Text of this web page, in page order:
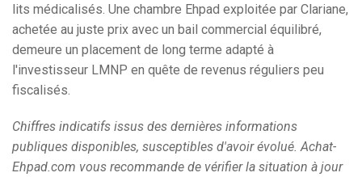
lits médicalisés. Une chambre Ehpad exploitée par Clariane,
achetée au juste prix avec un bail commercial équilibré,
demeure un placement de long terme adapté à
l'investisseur LMNP en quête de revenus réguliers peu
fiscalisés.
Chiffres indicatifs issus des dernières informations
publiques disponibles, susceptibles d'avoir évolué. Achat-
Ehpad.com vous recommande de vérifier la situation à jour